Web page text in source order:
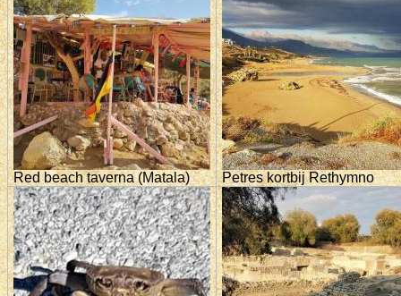
Red beach taverna (Matala) Petres kortbij Rethymno